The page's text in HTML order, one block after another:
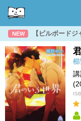
NEW 【ビルボード